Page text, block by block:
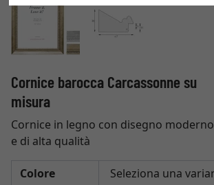
Cornice barocca Carcassonne su
misura
Cornice in legno con disegno moderno
e di alta qualità
Colore